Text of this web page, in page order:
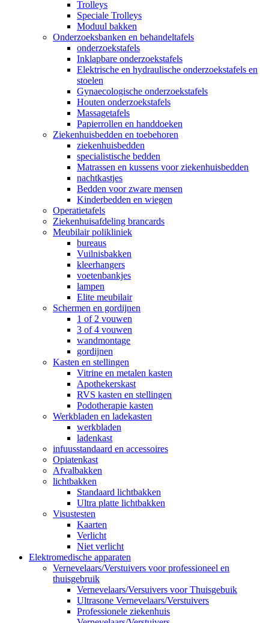
Trolleys
Speciale Trolleys
Moduul bakken
Onderzoeksbanken en behandeltafels
onderzoekstafels
Inklapbare onderzoekstafels
Elektrische en hydraulische onderzoekstafels en
stoelen
Gynaecologische onderzoekstafels
Houten onderzoekstafels
Massagetafels
Papierrollen en handdoeken
Ziekenhuisbedden en toebehoren
ziekenhuisbedden
specialistische bedden
Matrassen en kussens voor ziekenhuisbedden
nachtkastjes
Bedden voor zware mensen
Kinderbedden en wiegen
Operatietafels
Ziekenhuisafdeling brancards
Meubilair polikliniek
bureaus
Vuilnisbakken
kleerhangers
voetenbankjes
lampen
Elite meubilair
Schermen en gordijnen
1 of 2 vouwen
3 of 4 vouwen
wandmontage
gordijnen
Kasten en stellingen
Vitrine en metalen kasten
Apothekerskast
RVS kasten en stellingen
Podotherapie kasten
Werkbladen en ladekasten
werkbladen
ladenkast
infuusstandaard en accessoires
Opiatenkast
Afvalbakken
lichtbakken
Standaard lichtbakken
Ultra platte lichtbakken
Visustesten
Kaarten
Verlicht
Niet verlicht
Elektromedische apparaten
Vernevelaars/Verstuivers voor professioneel en
thuisgebruik
Vernevelaars/Versuivers voor Thuisgebuik
Ultrasone Vernevelaars/Verstuivers
Professionele ziekenhuis